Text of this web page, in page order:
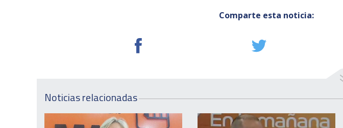
Comparte esta noticia:
Noticias relacionadas